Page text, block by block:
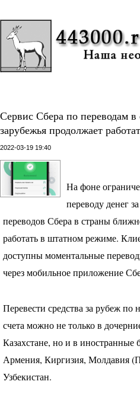
Сервис Сбера по переводам
зарубежья продолжает
2022-03-19 19:40
На фоне
переводу денег
переводов Сбера в страны
работать в штатном режиме.
доступны моментальные
через мобильное приложение
Перевести средства за рубеж
счета можно не только в
Казахстане, но и в
Армения, Киргизия, Молдавия
Узбекистан.